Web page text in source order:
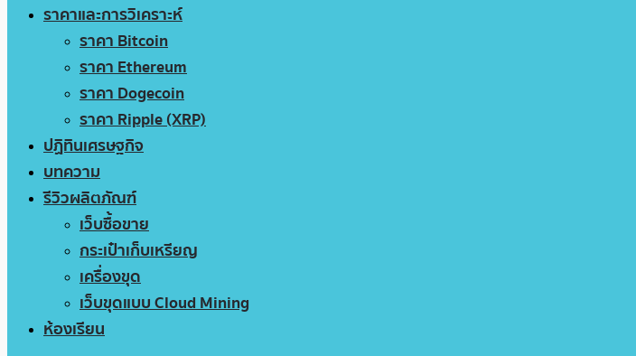
ราคาและการวิเคราะห์
ราคา Bitcoin
ราคา Ethereum
ราคา Dogecoin
ราคา Ripple (XRP)
ปฏิทินเศรษฐกิจ
บทความ
รีวิวผลิตภัณฑ์
เว็บซื้อขาย
กระเป๋าเก็บเหรียญ
เครื่องขุด
เว็บขุดแบบ Cloud Mining
ห้องเรียน